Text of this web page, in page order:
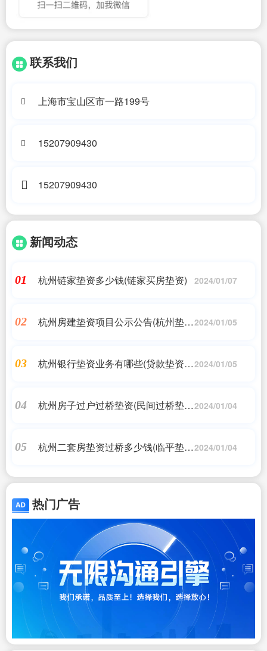
联系我们
上海市宝山区市一路199号
15207909430
15207909430
新闻动态
01 杭州链家垫资多少钱(链家买房垫资) 2024/01/07
02
杭州房建垫资项目公示公告(杭州垫资2024/01/05
03
杭州银行垫资业务有哪些(贷款垫资费2024/01/05
04
杭州房子过户过桥垫资(民间过桥垫资2024/01/04
05
杭州二套房垫资过桥多少钱(临平垫资2024/01/04
热门广告